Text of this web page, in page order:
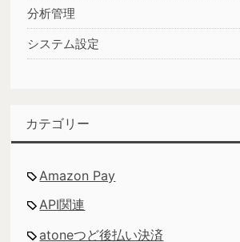
分析管理
システム設定
カテゴリー
Amazon Pay
API関連
atoneつど後払い決済